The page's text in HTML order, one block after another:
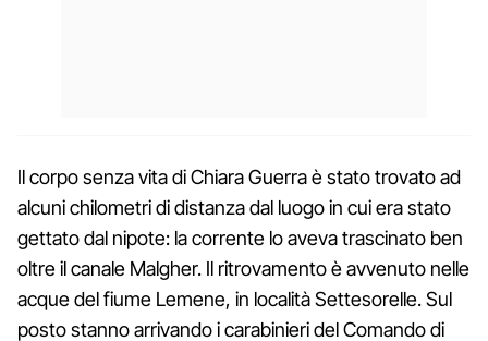
Il corpo senza vita di Chiara Guerra è stato trovato ad
alcuni chilometri di distanza dal luogo in cui era stato
gettato dal nipote: la corrente lo aveva trascinato ben
oltre il canale Malgher. Il ritrovamento è avvenuto nelle
acque del fiume Lemene, in località Settesorelle. Sul
posto stanno arrivando i carabinieri del Comando di